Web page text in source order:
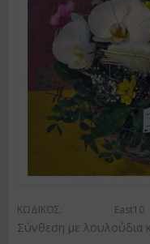
ΚΩΔΙΚΟΣ: East10
Σύνθεση με λουλούδια